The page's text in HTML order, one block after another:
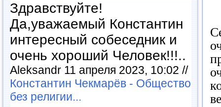
Здравствуйте!
Да,уважаемый Константин
интересный собеседник и
очень хороший Человек!!!..
Aleksandr 11 апреля 2023, 10:02 //
Константин Чекмарёв - Общество
без религии...